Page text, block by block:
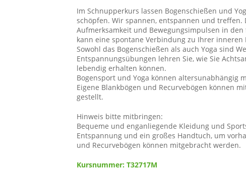
Im Schnupperkurs lassen Bogenschießen und
schöpfen. Wir spannen, entspannen und treffen.
Aufmerksamkeit und Bewegungsimpulsen in
kann eine spontane Verbindung zu Ihrer
Sowohl das Bogenschießen als auch Yoga sind
Entspannungsübungen lehren Sie, wie Sie
lebendig erhalten können.
Bogensport und Yoga können
Eigene Blankbögen und Recurvebögen können
gestellt.
Hinweis bitte mitbringen:
Bequeme und enganliegende Kleidung und
Entspannung und ein großes Handtuch, um
und Recurvebögen können mitgebracht werden.
Kursnummer: T32717M